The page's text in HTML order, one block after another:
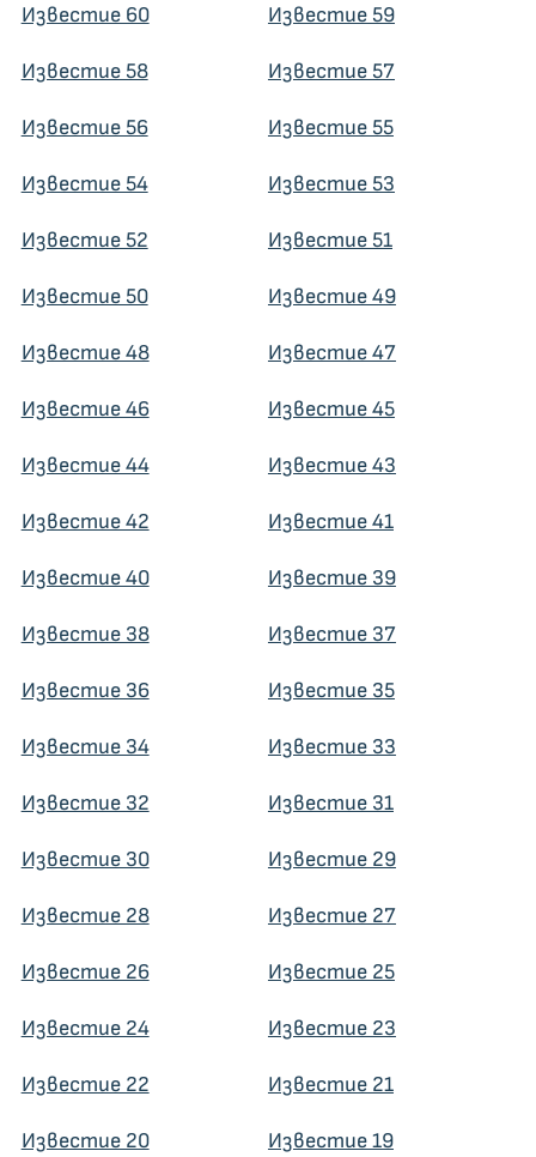
Известие 60 Известие 59
Известие 58 Известие 57
Известие 56 Известие 55
Известие 54 Известие 53
Известие 52 Известие 51
Известие 50 Известие 49
Известие 48 Известие 47
Известие 46 Известие 45
Известие 44 Известие 43
Известие 42 Известие 41
Известие 40 Известие 39
Известие 38 Известие 37
Известие 36 Известие 35
Известие 34 Известие 33
Известие 32 Известие 31
Известие 30 Известие 29
Известие 28 Известие 27
Известие 26 Известие 25
Известие 24 Известие 23
Известие 22 Известие 21
Известие 20 Известие 19